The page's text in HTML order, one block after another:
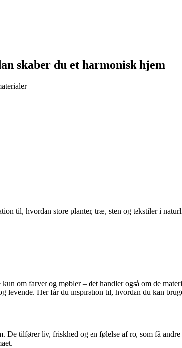
skaber du et harmonisk hjem
til, hvordan store planter, træ, sten og tekstiler i
om farver og møbler – det handler også om de
levende. Her får du inspiration til, hvordan du kan
De tilfører liv, friskhed og en følelse af ro, som få